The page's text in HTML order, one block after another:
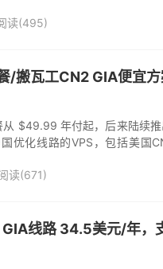
读(495)
/搬瓦工CN2 GIA便宜
$49.99 年付起，后来陆续
优化线路的VPS，包括美国
读(671)
线路 34.5美元/年，